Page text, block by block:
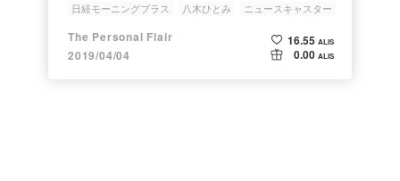
日経モーニングプラス 八木ひとみ
ニュースキャスター
テレビ東京
パーソナルカラー
The Personal Flair
2019/04/04
16.55 ALIS
0.00 ALIS